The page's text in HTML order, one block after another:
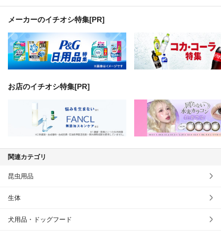
メーカーのイチオシ特集[PR]
お店のイチオシ特集[PR]
関連カテゴリ
昆虫用品
生体
犬用品・ドッグフード